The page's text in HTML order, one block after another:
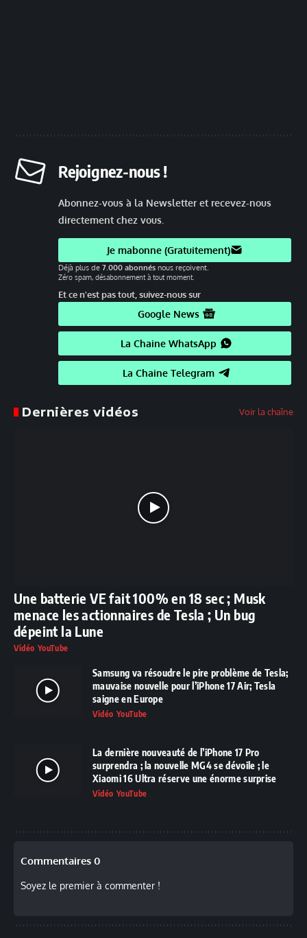
Rejoignez-nous !
Abonnez-vous à la Newsletter et recevez-nous
directement chez vous.
Je mabonne (Gratuitement)
Déjà plus de 7.000 abonnés nous reçoivent.
Zéro spam, désabonnement à tout moment.
Et ce n'est pas tout, suivez-nous sur
Google News
La Chaine WhatsApp
La Chaine Telegram
Dernières vidéos Voir la chaîne
Une batterie VE fait 100% en 18 sec ; Musk
menace les actionnaires de Tesla ; Un bug
dépeint la Lune
Vidéo YouTube
Samsung va résoudre le pire problème de Tesla;
mauvaise nouvelle pour l’iPhone 17 Air; Tesla
saigne en Europe
Vidéo YouTube
La dernière nouveauté de l’iPhone 17 Pro
surprendra ; la nouvelle MG4 se dévoile ; le
Xiaomi 16 Ultra réserve une énorme surprise
Vidéo YouTube
Commentaires 0
Soyez le premier à commenter !